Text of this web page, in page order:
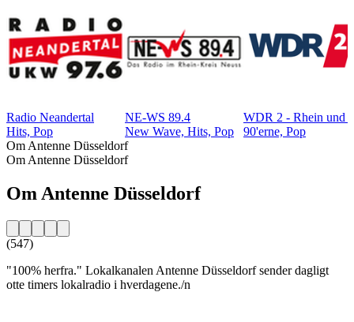
Radio Neandertal
Hits, Pop
NE-WS 89.4
New Wave, Hits, Pop
WDR 2 - Rhein und
90'erne, Pop
Om Antenne Düsseldorf
Om Antenne Düsseldorf
Om Antenne Düsseldorf
(547)
"100% herfra." Lokalkanalen Antenne Düsseldorf sender dagligt
otte timers lokalradio i hverdagene./n